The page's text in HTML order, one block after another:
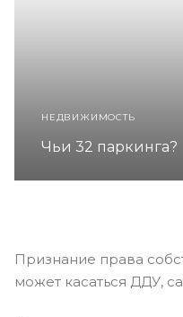
НЕДВИЖИМОСТЬ
Чьи 32 паркинга?
Признание права
может касаться ДДУ,